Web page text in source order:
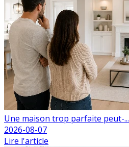
Une maison trop parfaite peut-...
2026-08-07
Lire l'article